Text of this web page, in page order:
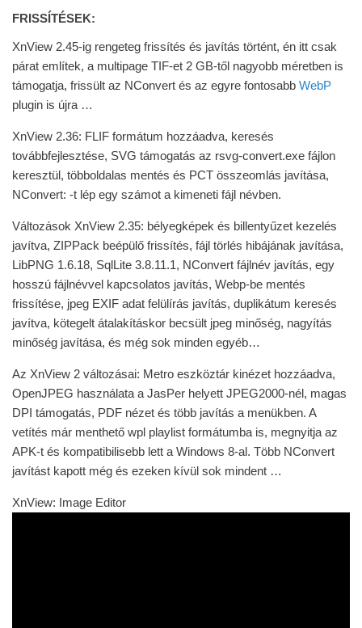
FRISSÍTÉSEK:
XnView 2.45-ig rengeteg frissítés és javítás történt, én itt csak
párat említek, a multipage TIF-et 2 GB-től nagyobb méretben is
támogatja, frissült az NConvert és az egyre fontosabb WebP
plugin is újra …
XnView 2.36: FLIF formátum hozzáadva, keresés
továbbfejlesztése, SVG támogatás az rsvg-convert.exe fájlon
keresztül, többoldalas mentés és PCT összeomlás javítása,
NConvert: -t lép egy számot a kimeneti fájl névben.
Változások XnView 2.35: bélyegképek és billentyűzet kezelés
javítva, ZIPPack beépülő frissítés, fájl törlés hibájának javítása,
LibPNG 1.6.18, SqlLite 3.8.11.1, NConvert fájlnév javítás, egy
hosszú fájlnévvel kapcsolatos javítás, Webp-be mentés
frissítése, jpeg EXIF adat felülírás javítás, duplikátum keresés
javítva, kötegelt átalakításkor becsült jpeg minőség, nagyítás
minőség javítása, és még sok minden egyéb…
Az XnView 2 változásai: Metro eszköztár kinézet hozzáadva,
OpenJPEG használata a JasPer helyett JPEG2000-nél, magas
DPI támogatás, PDF nézet és több javítás a menükben. A
vetítés már menthető wpl playlist formátumba is, megnyitja az
APK-t és kompatibilisebb lett a Windows 8-al. Több NConvert
javítást kapott még és ezeken kívül sok mindent …
XnView: Image Editor